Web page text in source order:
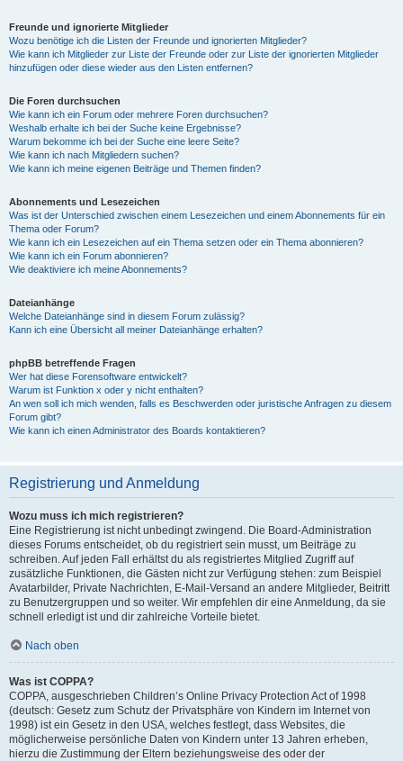
Freunde und ignorierte Mitglieder
Wozu benötige ich die Listen der Freunde und ignorierten Mitglieder?
Wie kann ich Mitglieder zur Liste der Freunde oder zur Liste der ignorierten Mitglieder
hinzufügen oder diese wieder aus den Listen entfernen?
Die Foren durchsuchen
Wie kann ich ein Forum oder mehrere Foren durchsuchen?
Weshalb erhalte ich bei der Suche keine Ergebnisse?
Warum bekomme ich bei der Suche eine leere Seite?
Wie kann ich nach Mitgliedern suchen?
Wie kann ich meine eigenen Beiträge und Themen finden?
Abonnements und Lesezeichen
Was ist der Unterschied zwischen einem Lesezeichen und einem Abonnements für ein
Thema oder Forum?
Wie kann ich ein Lesezeichen auf ein Thema setzen oder ein Thema abonnieren?
Wie kann ich ein Forum abonnieren?
Wie deaktiviere ich meine Abonnements?
Dateianhänge
Welche Dateianhänge sind in diesem Forum zulässig?
Kann ich eine Übersicht all meiner Dateianhänge erhalten?
phpBB betreffende Fragen
Wer hat diese Forensoftware entwickelt?
Warum ist Funktion x oder y nicht enthalten?
An wen soll ich mich wenden, falls es Beschwerden oder juristische Anfragen zu diesem
Forum gibt?
Wie kann ich einen Administrator des Boards kontaktieren?
Registrierung und Anmeldung
Wozu muss ich mich registrieren?
Eine Registrierung ist nicht unbedingt zwingend. Die Board-Administration
dieses Forums entscheidet, ob du registriert sein musst, um Beiträge zu
schreiben. Auf jeden Fall erhältst du als registriertes Mitglied Zugriff auf
zusätzliche Funktionen, die Gästen nicht zur Verfügung stehen: zum Beispiel
Avatarbilder, Private Nachrichten, E-Mail-Versand an andere Mitglieder, Beitritt
zu Benutzergruppen und so weiter. Wir empfehlen dir eine Anmeldung, da sie
schnell erledigt ist und dir zahlreiche Vorteile bietet.
Nach oben
Was ist COPPA?
COPPA, ausgeschrieben Children’s Online Privacy Protection Act of 1998
(deutsch: Gesetz zum Schutz der Privatsphäre von Kindern im Internet von
1998) ist ein Gesetz in den USA, welches festlegt, dass Websites, die
möglicherweise persönliche Daten von Kindern unter 13 Jahren erheben,
hierzu die Zustimmung der Eltern beziehungsweise des oder der